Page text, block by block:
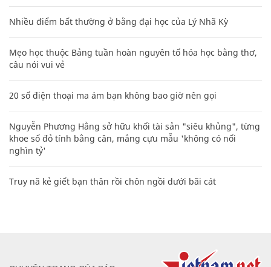
Nhiều điểm bất thường ở bằng đại học của Lý Nhã Kỳ
Mẹo học thuộc Bảng tuần hoàn nguyên tố hóa học bằng thơ,
câu nói vui vẻ
20 số điện thoại ma ám bạn không bao giờ nên gọi
Nguyễn Phương Hằng sở hữu khối tài sản "siêu khủng", từng
khoe sổ đỏ tính bằng cân, mắng cựu mẫu 'không có nổi
nghìn tỷ'
Truy nã kẻ giết bạn thân rồi chôn ngồi dưới bãi cát